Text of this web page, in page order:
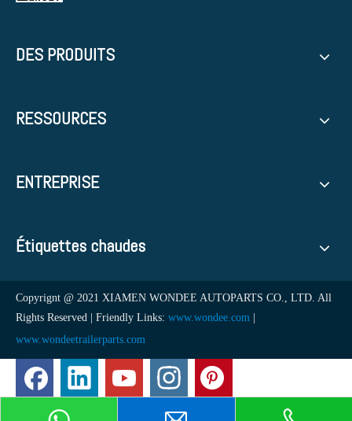
DES PRODUITS
RESSOURCES
ENTREPRISE
Étiquettes chaudes
Copyrignt @ 2021 XIAMEN WONDEE AUTOPARTS CO., LTD. All
Rights Reserved | Friendly Links: www.wondee.com
www.wondeetrailerparts.com